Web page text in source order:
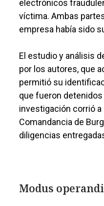
electrónicos
víctima. Ambas
empresa había sido
El estudio y análisis
por los autores, que
permitió su
que fueron detenidos
investigación corrió a
Comandancia de
diligencias
Modus operandi